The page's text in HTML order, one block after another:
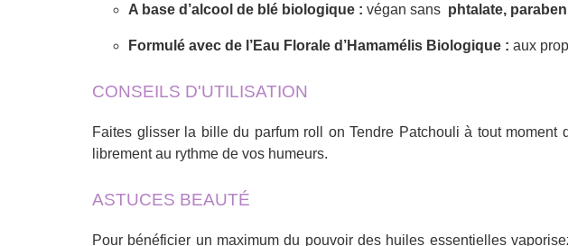
A base d’alcool de blé biologique : végan sans phtalate,
Formulé avec de l’Eau Florale d’Hamamélis Biologique : aux
CONSEILS D'UTILISATION
Faites glisser la bille du parfum roll on Tendre Patchouli à tout
librement au rythme de vos humeurs.
ASTUCES BEAUTÉ
Pour bénéficier un maximum du pouvoir des huiles essentielles